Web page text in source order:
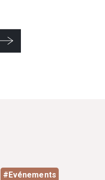
#Evénements